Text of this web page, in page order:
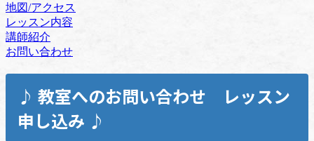
地図/アクセス
レッスン内容
講師紹介
お問い合わせ
♪ 教室へのお問い合わせ レッスン
申し込み ♪